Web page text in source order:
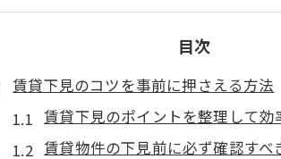
目次
賃貸下見のコツを事前に押さえる方法
賃貸下見のポイントを整理して効
賃貸物件の下見前に必ず確認すべ